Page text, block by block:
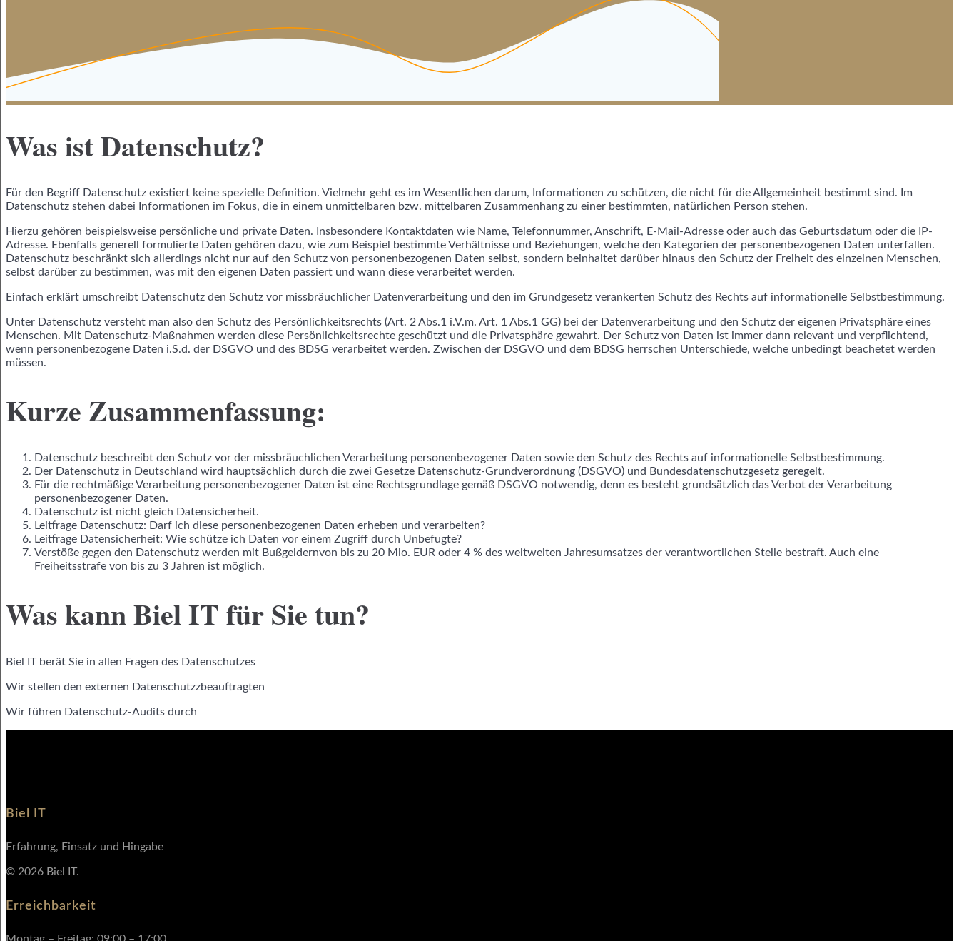
Was ist Datenschutz?
Für den Begriff Datenschutz existiert keine spezielle Definition. Vielmehr geht es im Wesentlichen darum, Informationen zu schützen, die nicht für die Allgemeinheit bestimmt sind. Im
Datenschutz stehen dabei Informationen im Fokus, die in einem unmittelbaren bzw. mittelbaren Zusammenhang zu einer bestimmten, natürlichen Person stehen.
Hierzu gehören beispielsweise persönliche und private Daten. Insbesondere Kontaktdaten wie Name, Telefonnummer, Anschrift, E-Mail-Adresse oder auch das Geburtsdatum oder die IP-
Adresse. Ebenfalls generell formulierte Daten gehören dazu, wie zum Beispiel bestimmte Verhältnisse und Beziehungen, welche den Kategorien der personenbezogenen Daten unterfallen.
Datenschutz beschränkt sich allerdings nicht nur auf den Schutz von personenbezogenen Daten selbst, sondern beinhaltet darüber hinaus den Schutz der Freiheit des einzelnen Menschen,
selbst darüber zu bestimmen, was mit den eigenen Daten passiert und wann diese verarbeitet werden.
Einfach erklärt umschreibt Datenschutz den Schutz vor missbräuchlicher Datenverarbeitung und den im Grundgesetz verankerten Schutz des Rechts auf informationelle Selbstbestimmung.
Unter Datenschutz versteht man also den Schutz des Persönlichkeitsrechts (Art. 2 Abs.1 i.V.m. Art. 1 Abs.1 GG) bei der Datenverarbeitung und den Schutz der eigenen Privatsphäre eines
Menschen. Mit Datenschutz-Maßnahmen werden diese Persönlichkeitsrechte geschützt und die Privatsphäre gewahrt. Der Schutz von Daten ist immer dann relevant und verpflichtend,
wenn personenbezogene Daten i.S.d. der DSGVO und des BDSG verarbeitet werden. Zwischen der DSGVO und dem BDSG herrschen Unterschiede, welche unbedingt beachetet werden
müssen.
Kurze Zusammenfassung:
Datenschutz beschreibt den Schutz vor der missbräuchlichen Verarbeitung personenbezogener Daten sowie den Schutz des Rechts auf informationelle Selbstbestimmung.
Der Datenschutz in Deutschland wird hauptsächlich durch die zwei Gesetze Datenschutz-Grundverordnung (DSGVO) und Bundesdatenschutzgesetz geregelt.
Für die rechtmäßige Verarbeitung personenbezogener Daten ist eine Rechtsgrundlage gemäß DSGVO notwendig, denn es besteht grundsätzlich das Verbot der Verarbeitung
personenbezogener Daten.
Datenschutz ist nicht gleich Datensicherheit.
Leitfrage Datenschutz: Darf ich diese personenbezogenen Daten erheben und verarbeiten?
Leitfrage Datensicherheit: Wie schütze ich Daten vor einem Zugriff durch Unbefugte?
Verstöße gegen den Datenschutz werden mit Bußgeldernvon bis zu 20 Mio. EUR oder 4 % des weltweiten Jahresumsatzes der verantwortlichen Stelle bestraft. Auch eine
Freiheitsstrafe von bis zu 3 Jahren ist möglich.
Was kann Biel IT für Sie tun?
Biel IT berät Sie in allen Fragen des Datenschutzes
Wir stellen den externen Datenschutzzbeauftragten
Wir führen Datenschutz-Audits durch
Biel IT
Erfahrung, Einsatz und Hingabe
© 2026 Biel IT.
Erreichbarkeit